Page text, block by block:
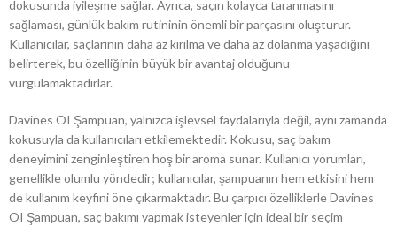
dokusunda iyileşme sağlar. Ayrıca, saçın kolayca taranmasını
sağlaması, günlük bakım rutininin önemli bir parçasını oluşturur.
Kullanıcılar, saçlarının daha az kırılma ve daha az dolanma yaşadığını
belirterek, bu özelliğinin büyük bir avantaj olduğunu
vurgulamaktadırlar.
Davines OI Şampuan, yalnızca işlevsel faydalarıyla değil, aynı zamanda
kokusuyla da kullanıcıları etkilemektedir. Kokusu, saç bakım
deneyimini zenginleştiren hoş bir aroma sunar. Kullanıcı yorumları,
genellikle olumlu yöndedir; kullanıcılar, şampuanın hem etkisini hem
de kullanım keyfini öne çıkarmaktadır. Bu çarpıcı özelliklerle Davines
OI Şampuan, saç bakımı yapmak isteyenler için ideal bir seçim